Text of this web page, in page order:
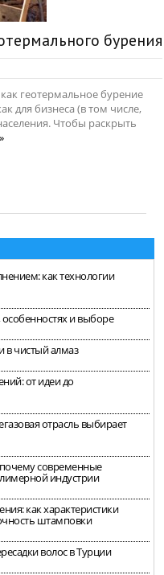
бурения
геотермальное бурение
для бизнеса (в том числе,
Чтобы раскрыть
как технологии
и выборе
в чистый алмаз
от идеи до
отрасль выбирает
современные
индустрии
как характеристики
штамповки
волос в Турции